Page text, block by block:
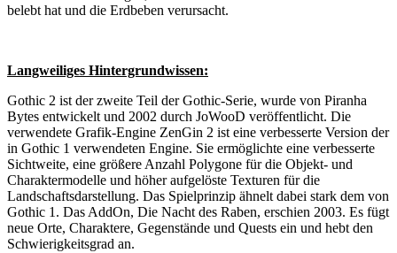
belebt hat und die Erdbeben verursacht.
Langweiliges Hintergrundwissen:
Gothic 2 ist der zweite Teil der Gothic-Serie, wurde von Piranha
Bytes entwickelt und 2002 durch JoWooD veröffentlicht. Die
verwendete Grafik-Engine ZenGin 2 ist eine verbesserte Version der
in Gothic 1 verwendeten Engine. Sie ermöglichte eine verbesserte
Sichtweite, eine größere Anzahl Polygone für die Objekt- und
Charaktermodelle und höher aufgelöste Texturen für die
Landschaftsdarstellung. Das Spielprinzip ähnelt dabei stark dem von
Gothic 1. Das AddOn, Die Nacht des Raben, erschien 2003. Es fügt
neue Orte, Charaktere, Gegenstände und Quests ein und hebt den
Schwierigkeitsgrad an.